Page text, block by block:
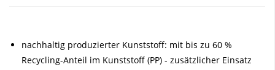
nachhaltig produzierter Kunststoff: mit bis zu 60 %
Recycling-Anteil im Kunststoff (PP) - zusätzlicher Einsatz